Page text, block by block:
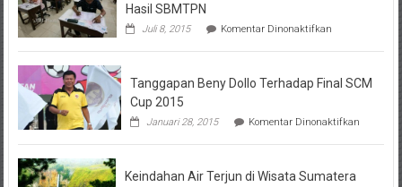
Hasil SBMTPN
Juli 8, 2015 Komentar Dinonaktifkanpada
Hal-
Penting
Hasil
Tanggapan Beny Dollo Terhadap Final SCM
Cup 2015
Januari 28, 2015 Komentar Dinonaktifkanpada
Beny
Keindahan Air Terjun di Wisata Sumatera